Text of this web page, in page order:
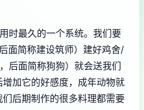
时最久的一个系统。我们要
面简称建设筑师）建好鸡舍/
后面简称狗狗）就会送我们
加它的好感度，成年动物就
后期制作的很多料理都需要